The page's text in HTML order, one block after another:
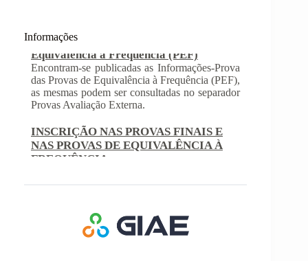
Informações
INSCRIÇÃO NAS PROVAS FINAIS E
NAS PROVAS DE EQUIVALÊNCIA À
FREQUÊNCIA
Com a publicação da Norma 1 do JNE – Júri
prazos para inscrição nas provas finais e nas
provas de equivalência à frequência, para
alunos autopropostos do ensino básico.
Nos termos do Artigo 36º da Portaria nº 223-
A/2018, de 3 de Agosto, são afixadas hoje, dia
18 de junho de 2026, as pautas de avaliação do